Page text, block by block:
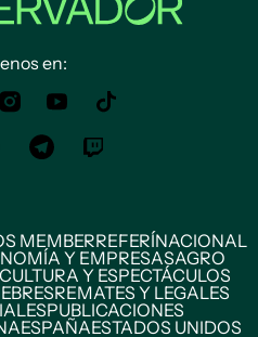
en:
MEMBERREFERÍNACIONAL
Y EMPRESASAGRO
CULTURA Y ESPECTÁCULOS
REMATES Y LEGALES
PUBLICACIONES
ESPAÑAESTADOS UNIDOS